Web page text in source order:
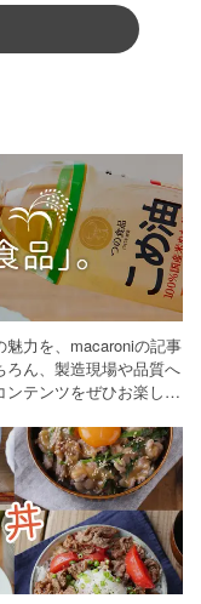
力を、macaroniの記事
ろん、製造現場や品質へ
テンツをぜひお楽しみ